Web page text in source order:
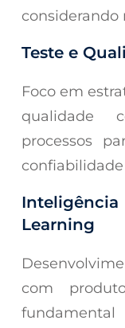
considerando
Teste e
Foco em
qualidade
processos
Learning
com